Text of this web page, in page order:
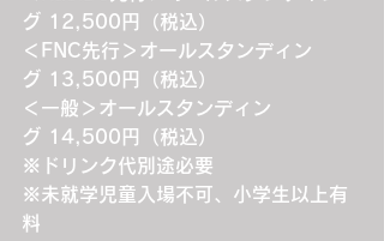
グ 12,500円（税込）
＜FNC先行＞オールスタンディン
グ 13,500円（税込）
＜一般＞オールスタンディン
グ 14,500円（税込）
※ドリンク代別途必要
※未就学児童入場不可、小学生以上有
料